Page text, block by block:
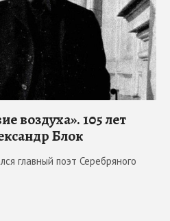
воздуха». 105 лет
Блок
главный поэт Серебряного